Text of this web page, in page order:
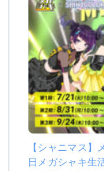
【シャニマス
日メガシャキ生